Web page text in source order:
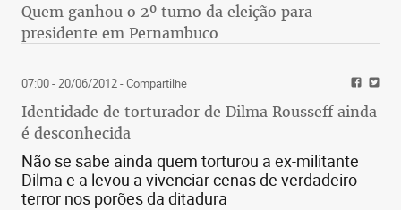
Quem ganhou o 2º turno da eleição para
presidente em Pernambuco
07:00 - 20/06/2012- Compartilhe
Identidade de torturador de Dilma Rousseff ainda
é desconhecida
Não se sabe ainda quem torturou a ex-militante
Dilma e a levou a vivenciar cenas de verdadeiro
terror nos porões da ditadura